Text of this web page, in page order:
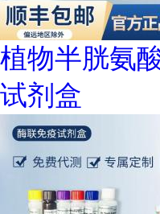
植物半胱氨
试剂盒